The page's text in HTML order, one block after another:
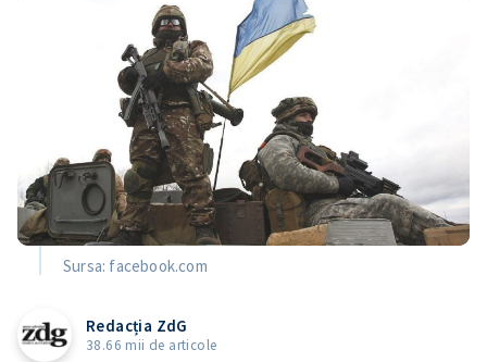
Sursa: facebook.com
Redacția ZdG
38.66 mii de articole